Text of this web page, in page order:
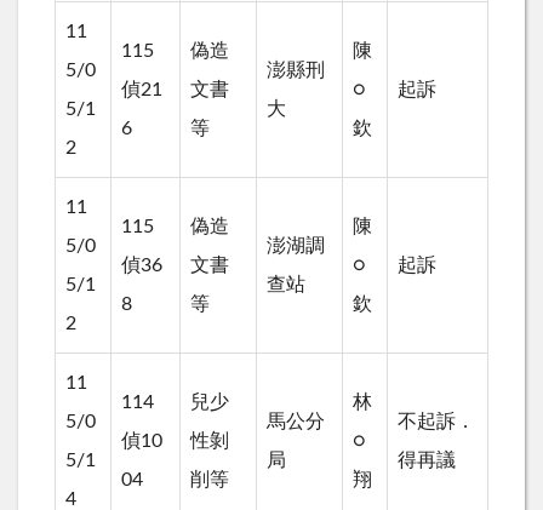
11
5/0
5/1
2
115
偵21
6
偽造
文書
等
澎縣刑
大
陳
○
欽
起訴
11
5/0
5/1
2
115
偵36
8
偽造
文書
等
澎湖調
查站
陳
○
欽
起訴
11
5/0
5/1
4
114
偵10
04
兒少
性剝
削等
馬公分
局
林
○
翔
不起訴．
得再議